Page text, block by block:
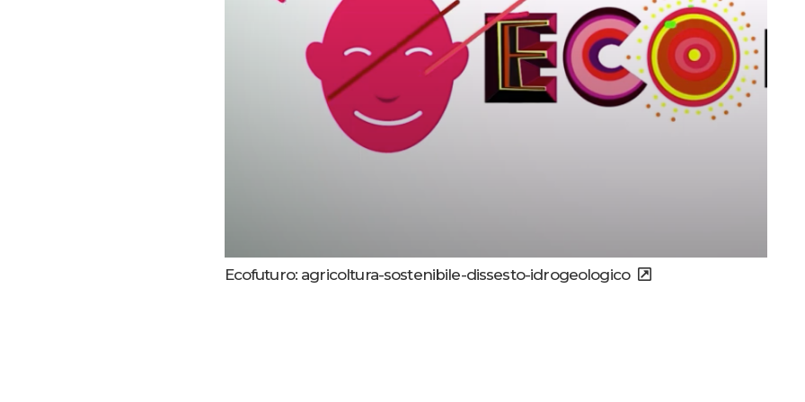
Ecofuturo: agricoltura-sostenibile-dissesto-idrogeologico